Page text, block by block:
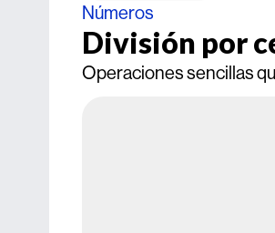
Números
División por
Operaciones sencillas